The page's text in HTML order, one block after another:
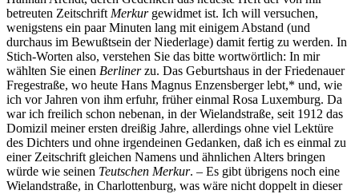
betreuten Zeitschrift Merkurgewidmet ist. Ich will versuchen,
wenigstens ein paar Minuten lang mit einigem Abstand (und
durchaus im Bewußtsein der Niederlage) damit fertig zu werden. In
Stich-Worten also, verstehen Sie das bitte wortwörtlich: In mir
wählten Sie einen Berlinerzu. Das Geburtshaus in der Friedenauer
Fregestraße, wo heute Hans Magnus Enzensberger lebt,* und, wie
ich vor Jahren von ihm erfuhr, früher einmal Rosa Luxemburg. Da
war ich freilich schon nebenan, in der Wielandstraße, seit 1912 das
Domizil meiner ersten dreißig Jahre, allerdings ohne viel Lektüre
des Dichters und ohne irgendeinen Gedanken, daß ich es einmal zu
einer Zeitschrift gleichen Namens und ähnlichen Alters bringen
würde wie seinen Teutschen Merkur. – Es gibt übrigens noch eine
Wielandstraße, in Charlottenburg, was wäre nicht doppelt in dieser